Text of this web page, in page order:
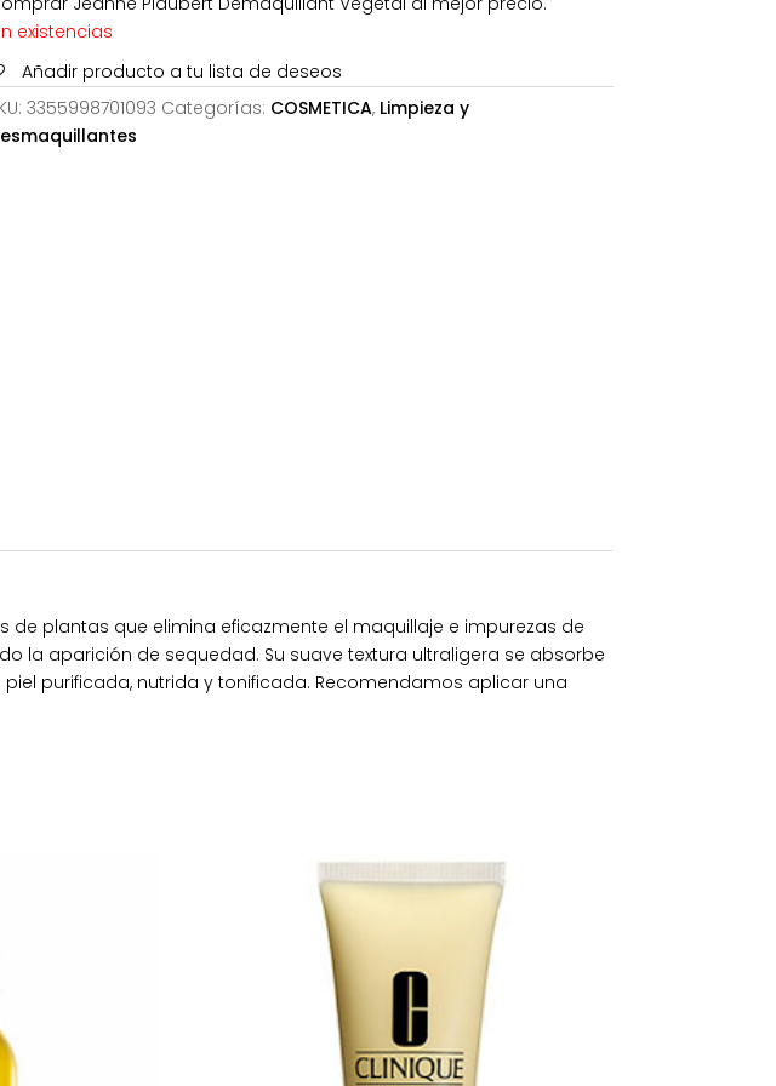
30,00€.15,45€.
existencias
Añadir producto a tu lista de deseos
3355998701093 Categorías: COSMETICA, Limpieza y
plantas que elimina eficazmente el maquillaje e impurezas de
la aparición de sequedad. Su suave textura ultraligera se absorbe
purificada, nutrida y tonificada. Recomendamos aplicar una